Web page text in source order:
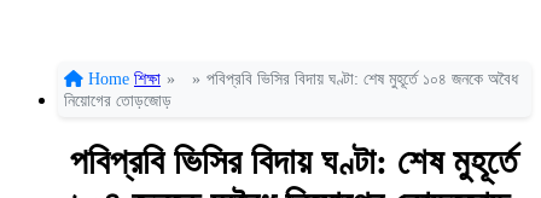
Home শিক্ষা » » পবিপ্রবি ভিসির বিদায় ঘণ্টা: শেষ মুহূর্তে ১০৪ জনকে অবৈধ
নিয়োগের তোড়জোড়
পবিপ্রবি ভিসির বিদায় ঘণ্টা: শেষ মুহূর্তে